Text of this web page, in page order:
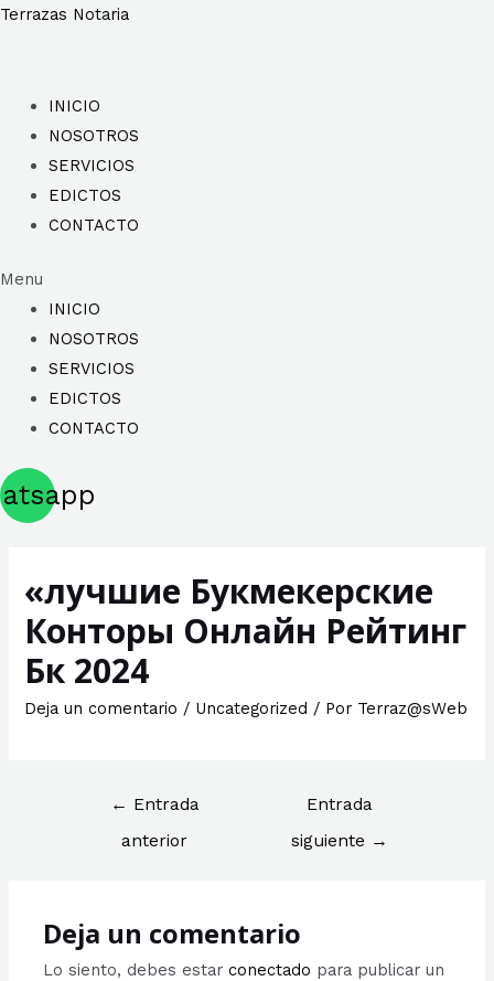
Ir
Terrazas Notaria
INICIO
NOSOTROS
SERVICIOS
EDICTOS
CONTACTO
Menu
INICIO
NOSOTROS
SERVICIOS
EDICTOS
CONTACTO
«лучшие Букмекерские
Конторы Онлайн Рейтинг
Бк 2024
Deja un comentario / Uncategorized / Por Terraz@sWeb
Navegación
← Entrada
anterior
Entrada
siguiente →
Deja un comentario
Lo siento, debes estarconectado para publicar un